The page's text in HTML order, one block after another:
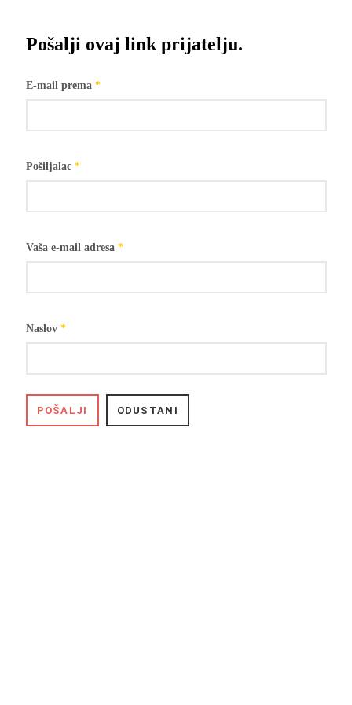
Pošalji ovaj link prijatelju.
E-mail prema*
Pošiljalac*
Vaša e-mail adresa*
Naslov*
POŠALJI ODUSTANI